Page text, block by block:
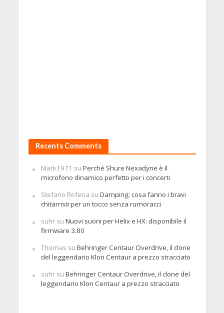
Recents Comments
Mark1971 su Perché Shure Nexadyne è il
microfono dinamico perfetto per i concerti
Stefano Rofena su Damping: cosa fanno i bravi
chitarristi per un tocco senza rumoracci
suhrsu Nuovi suoni per Helix e HX: disponibile il
firmware 3.80
Thomas su Behringer Centaur Overdrive, il clone
del leggendario Klon Centaur a prezzo stracciato
suhrsu Behringer Centaur Overdrive, il clone del
leggendario Klon Centaur a prezzo stracciato